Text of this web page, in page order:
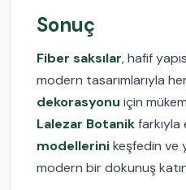
Sonuç
Fiber saksılar, hafif
modern tasarımlarıyla
dekorasyonu için
Lalezar Botanikfarkıyla
modellerinikeşfedin ve
modern bir dokunuş